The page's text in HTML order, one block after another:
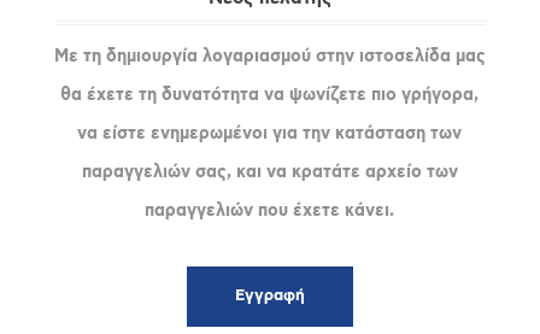
Με τη δημιουργία λογαριασμού στην ιστοσελίδα μας
θα έχετε τη δυνατότητα να ψωνίζετε πιο γρήγορα,
να είστε ενημερωμένοι για την κατάσταση των
παραγγελιών σας, και να κρατάτε αρχείο των
παραγγελιών που έχετε κάνει.